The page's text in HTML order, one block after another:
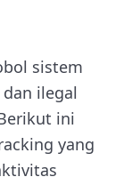
sistem
ilegal
ini
yang